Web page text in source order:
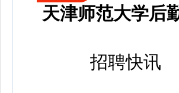
天津师范大学后
招聘快讯